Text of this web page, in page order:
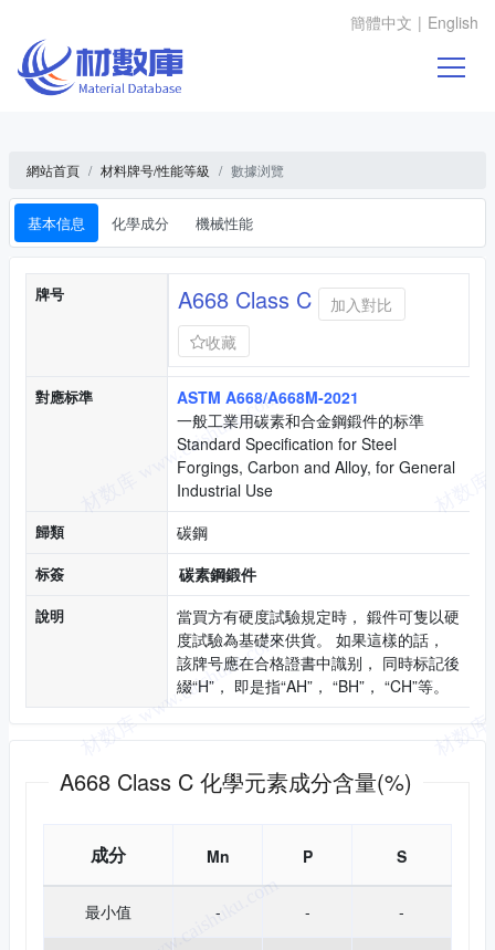
簡體中文 | English
網站首頁 材料牌号/性能等級 數據浏覽
基本信息 化學成分 機械性能
基本信息
牌号 A668 Class C
加入對比
收藏
對應标準
ASTM A668/A668M-2021
一般工業用碳素和合金鋼鍛件的标準
Standard Specification for Steel
Forgings, Carbon and Alloy, for General
Industrial Use
歸類 碳鋼
标簽 碳素鋼鍛件
說明
當買方有硬度試驗規定時， 鍛件可隻以硬
度試驗為基礎來供貨。 如果這樣的話，
該牌号應在合格證書中識别， 同時标記後
綴“H”， 即是指“AH”， “BH”， “CH”等。
A668 Class C 化學元素成分含量(%)
成分 Mn P S
最小值 - - -